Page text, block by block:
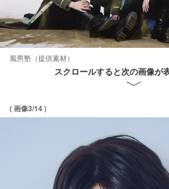
風男塾（提供素材）
スクロールすると次の画像が
( 画像3/14 )